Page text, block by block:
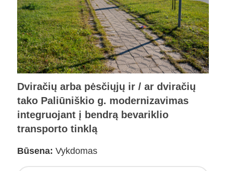
Dviračių arba pėsčiųjų ir / ar dviračių
tako Paliūniškio g. modernizavimas
integruojant į bendrą bevariklio
transporto tinklą
Būsena: Vykdomas